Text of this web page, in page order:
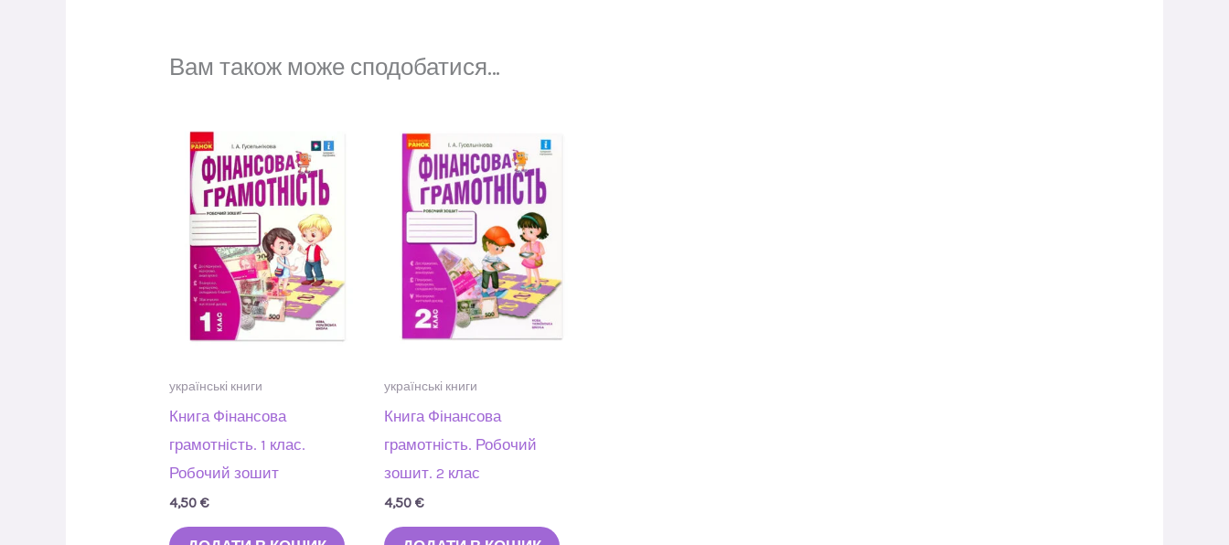
Вам також може сподобатися…
українські книги
Книга Фінансова
грамотність. 1 клас.
Робочий зошит
4,50€
українські книги
Книга Фінансова
грамотність. Робочий
зошит. 2 клас
4,50 €